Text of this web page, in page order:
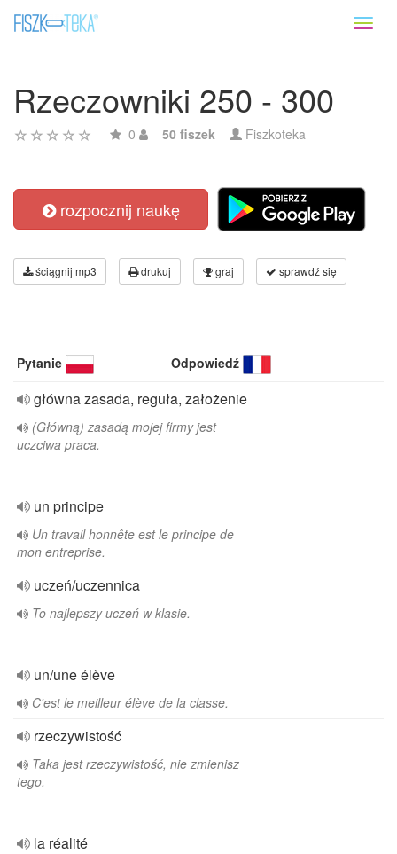
Rzeczowniki 250 - 300
0 50 fiszek Fiszkoteka
rozpocznij naukę
ściągnij mp3 drukuj graj sprawdź się
Pytanie Odpowiedź
główna zasada, reguła, założenie
(Główną) zasadą mojej firmy jest
uczciwa praca.
un principe
Un travail honnête est le principe de
mon entreprise.
uczeń/uczennica
To najlepszy uczeń w klasie.
un/une élève
C'est le meilleur élève de la classe.
rzeczywistość
Taka jest rzeczywistość, nie zmienisz
tego.
la réalité